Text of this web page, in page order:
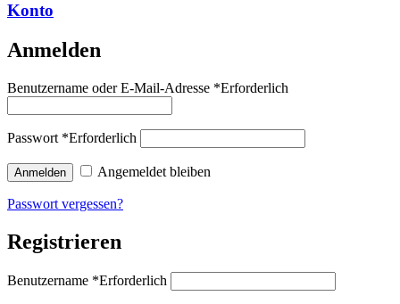
Konto
Anmelden
Benutzername oder E-Mail-Adresse *Erforderlich
Passwort *Erforderlich
Anmelden Angemeldet bleiben
Passwort vergessen?
Registrieren
Benutzername *Erforderlich